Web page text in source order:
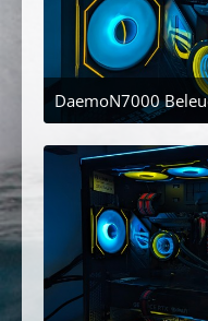
DaemoN7000
25.